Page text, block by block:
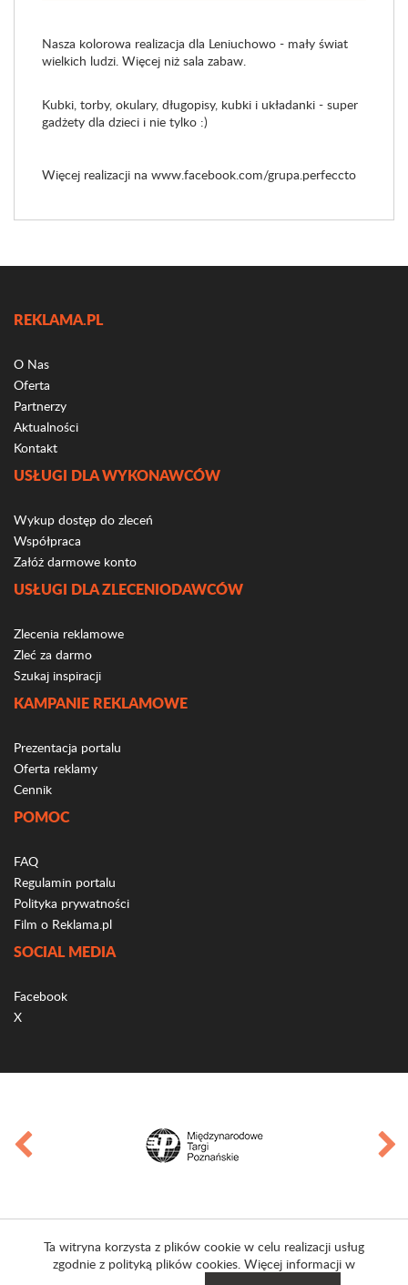
Nasza kolorowa realizacja dla Leniuchowo - mały świat
wielkich ludzi. Więcej niż sala zabaw.
Kubki, torby, okulary, długopisy, kubki i układanki - super
gadżety dla dzieci i nie tylko :)
Więcej realizacji na www.facebook.com/grupa.perfeccto
REKLAMA.PL
O Nas
Oferta
Partnerzy
Aktualności
Kontakt
USŁUGI DLA WYKONAWCÓW
Wykup dostęp do zleceń
Współpraca
Załóż darmowe konto
USŁUGI DLA ZLECENIODAWCÓW
Zlecenia reklamowe
Zleć za darmo
Szukaj inspiracji
KAMPANIE REKLAMOWE
Prezentacja portalu
Oferta reklamy
Cennik
POMOC
FAQ
Regulamin portalu
Polityka prywatności
Film o Reklama.pl
SOCIAL MEDIA
Facebook
X
Ta witryna korzysta z plików cookie w celu realizacji usług
zgodnie z polityką plików cookies. Więcej informacji w